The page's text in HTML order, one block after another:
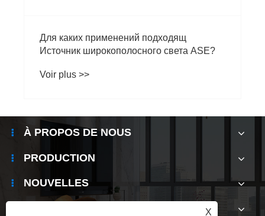
Для каких применений подходящ
Источник широкополосного света ASE?
Voir plus >>
À PROPOS DE NOUS
PRODUCTION
NOUVELLES
X